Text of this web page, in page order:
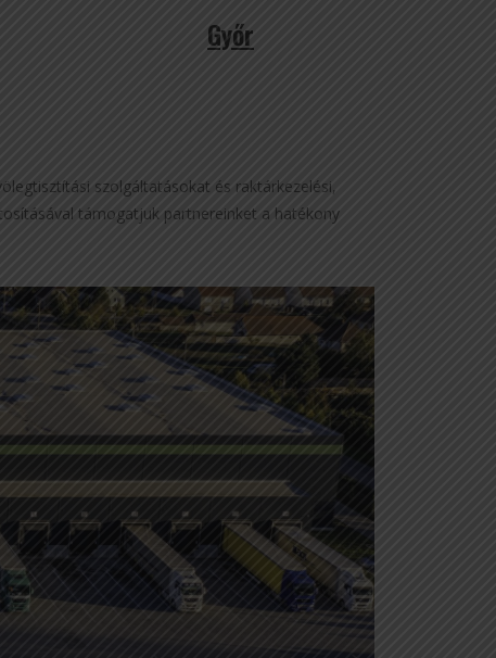
Győr
szolgáltatásokat és raktárkezelési,
támogatjuk partnereinket a hatékony